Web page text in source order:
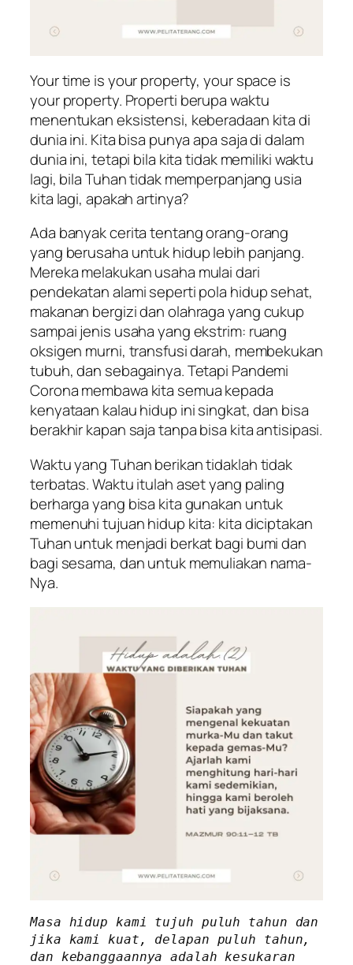
Your time is your property, your space is
your property. Properti berupa waktu
menentukan eksistensi, keberadaan kita di
dunia ini. Kita bisa punya apa saja di dalam
dunia ini, tetapi bila kita tidak memiliki waktu
lagi, bila Tuhan tidak memperpanjang usia
kita lagi, apakah artinya?
Ada banyak cerita tentang orang-orang
yang berusaha untuk hidup lebih panjang.
Mereka melakukan usaha mulai dari
pendekatan alami seperti pola hidup sehat,
makanan bergizi dan olahraga yang cukup
sampai jenis usaha yang ekstrim: ruang
oksigen murni, transfusi darah, membekukan
tubuh, dan sebagainya. Tetapi Pandemi
Corona membawa kita semua kepada
kenyataan kalau hidup ini singkat, dan bisa
berakhir kapan saja tanpa bisa kita antisipasi.
Waktu yang Tuhan berikan tidaklah tidak
terbatas. Waktu itulah aset yang paling
berharga yang bisa kita gunakan untuk
memenuhi tujuan hidup kita: kita diciptakan
Tuhan untuk menjadi berkat bagi bumi dan
bagi sesama, dan untuk memuliakan nama-
Nya.
Masa hidup kami tujuh puluh tahun dan
jika kami kuat, delapan puluh tahun,
dan kebanggaannya adalah kesukaran